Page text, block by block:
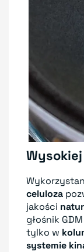
celuloza
jakości
głośnik
tylko w
systemie